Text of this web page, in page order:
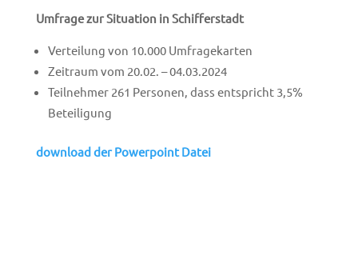
Umfrage zur Situation in Schifferstadt
Verteilung von 10.000 Umfragekarten
Zeitraum vom 20.02. – 04.03.2024
Teilnehmer 261 Personen, dass entspricht 3,5%
Beteiligung
download der Powerpoint Datei